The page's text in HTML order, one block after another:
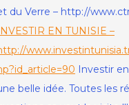
du Verre – http://
EN TUNISIE –
Investir
belle idée. Toutes les